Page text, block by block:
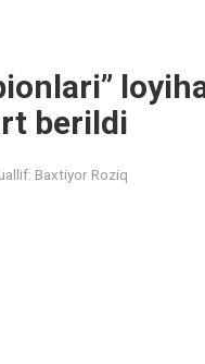
berildi
Baxtiyor Roziq